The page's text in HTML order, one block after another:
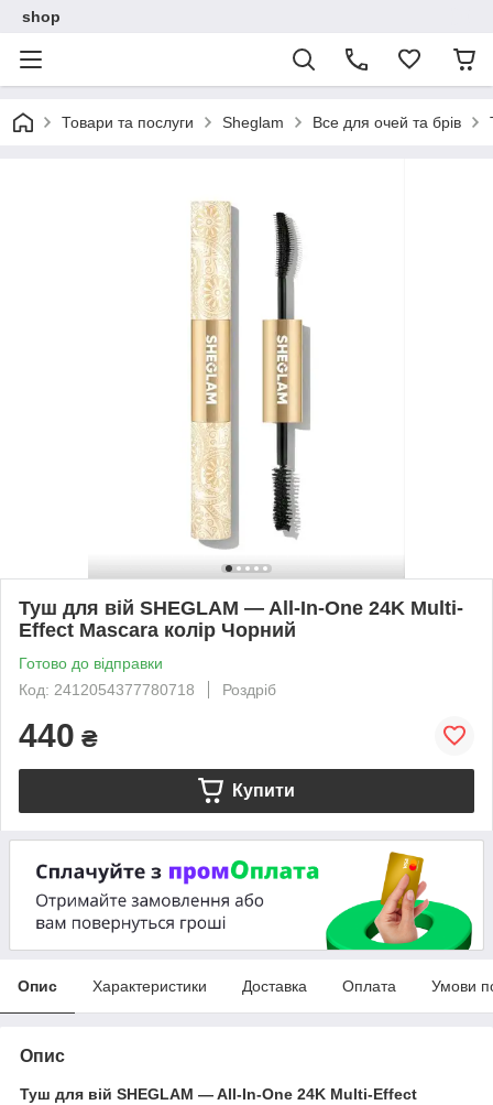
shop
Товари та послуги Sheglam Все для очей та брів
Туш для вій SHEGLAM — All-In-One 24K Multi-
Effect Mascara колір Чорний
Готово до відправки
Код: 2412054377780718
Роздріб
440 ₴
Купити
Опис Характеристики Доставка Оплата Умови
Опис
Туш для вій SHEGLAM — All-In-One 24K Multi-Effect